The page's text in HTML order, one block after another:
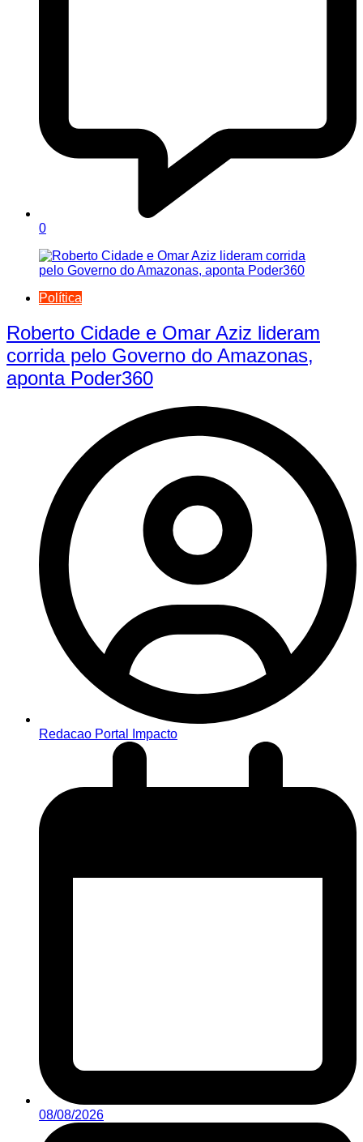
0
Política
Roberto Cidade e Omar Aziz lideram
corrida pelo Governo do Amazonas,
aponta Poder360
Redacao Portal Impacto
08/08/2026